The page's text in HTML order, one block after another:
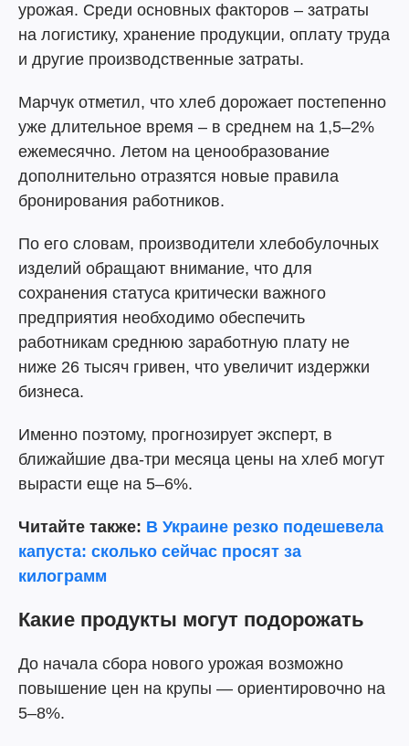
урожая. Среди основных факторов – затраты
на логистику, хранение продукции, оплату труда
и другие производственные затраты.
Марчук отметил, что хлеб дорожает постепенно
уже длительное время – в среднем на 1,5–2%
ежемесячно. Летом на ценообразование
дополнительно отразятся новые правила
бронирования работников.
По его словам, производители хлебобулочных
изделий обращают внимание, что для
сохранения статуса критически важного
предприятия необходимо обеспечить
работникам среднюю заработную плату не
ниже 26 тысяч гривен, что увеличит издержки
бизнеса.
Именно поэтому, прогнозирует эксперт, в
ближайшие два-три месяца цены на хлеб могут
вырасти еще на 5–6%.
Читайте также: В Украине резко подешевела
капуста: сколько сейчас просят за
килограмм
Какие продукты могут подорожать
До начала сбора нового урожая возможно
повышение цен на крупы — ориентировочно на
5–8%.